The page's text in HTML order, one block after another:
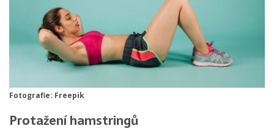
Fotografie: Freepik
Protažení hamstringů